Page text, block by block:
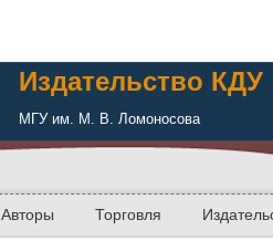
Издательство КДУ
МГУ им. М. В. Ломоносова
Авторы Торговля